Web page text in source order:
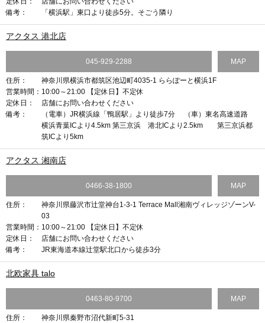
備考：
「横浜駅」東口より徒歩5分。そごう隣り
アクタス 港北店
045-929-2288 MAP
住所：
神奈川県横浜市都筑区池辺町4035-1 ららぽーと横浜1F
営業時間： 10:00～21:00 【定休日】不定休
定休日：
店舗にお問い合わせください
備考：
（電車）JR横浜線「鴨居駅」より徒歩7分 （車）東名高速道路
横浜青葉ICより4.5km 第三京浜 港北ICより2.5km 第三京浜都
筑ICより5km
アクタス 湘南店
0466-38-1800 MAP
住所：
神奈川県藤沢市辻堂神台1-3-1 Terrace Mall湘南ヴィレッジゾーンV-
03
営業時間： 10:00～21:00 【定休日】不定休
定休日：
店舗にお問い合わせください
備考：
JR東海道本線辻堂駅北口から徒歩3分
北欧家具 talo
0463-80-9700 MAP
住所：
神奈川県秦野市沼代新町5-31